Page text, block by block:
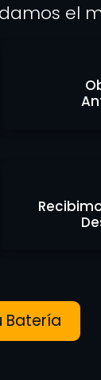
el
Batería